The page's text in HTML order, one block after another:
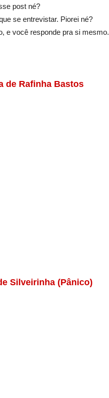
post né?
se entrevistar. Piorei né?
e você responde pra si mesmo.
de Rafinha Bastos
Silveirinha (Pânico)